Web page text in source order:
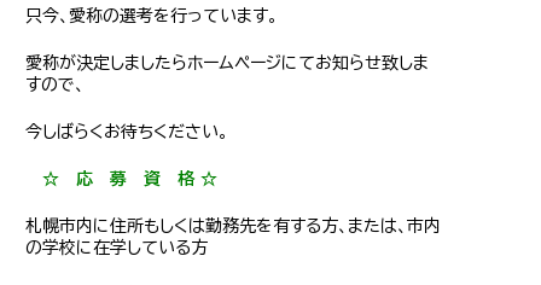
只今、愛称の選考を行っています。
愛称が決定しましたらホームページにてお知らせ致しま
すので、
今しばらくお待ちください。
☆ 応 募 資 格 ☆
札幌市内に住所もしくは勤務先を有する方、または、市内
の学校に在学している方